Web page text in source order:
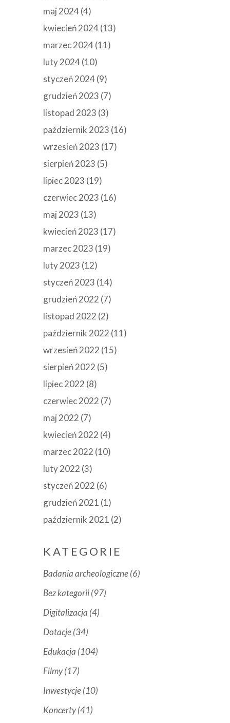
maj 2024(4)
kwiecień 2024(13)
marzec 2024(11)
luty 2024(10)
styczeń 2024(9)
grudzień 2023 (7)
listopad 2023 (3)
październik 2023 (16)
wrzesień 2023 (17)
sierpień 2023 (5)
lipiec 2023 (19)
czerwiec 2023 (16)
maj 2023 (13)
kwiecień 2023 (17)
marzec 2023 (19)
luty 2023 (12)
styczeń 2023 (14)
grudzień 2022 (7)
listopad 2022 (2)
październik 2022 (11)
wrzesień 2022 (15)
sierpień 2022 (5)
lipiec 2022 (8)
czerwiec 2022 (7)
maj 2022 (7)
kwiecień 2022 (4)
marzec 2022 (10)
luty 2022 (3)
styczeń 2022 (6)
grudzień 2021 (1)
październik 2021 (2)
KATEGORIE
Badania archeologiczne(6)
Bez kategorii(97)
Digitalizacja (4)
Dotacje(34)
Edukacja (104)
Filmy(17)
Inwestycje(10)
Koncerty(41)